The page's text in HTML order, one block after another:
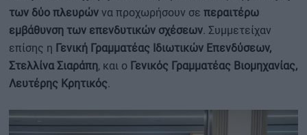
των δύο πλευρών να προχωρήσουν σε περαιτέρω
εμβάθυνση των επενδυτικών σχέσεων. Συμμετείχαν
επίσης η Γενική Γραμματέας Ιδιωτικών Επενδύσεων,
Στελλίνα Σιαράπη, και ο Γενικός Γραμματέας Βιομηχανίας,
Λευτέρης Κρητικός.